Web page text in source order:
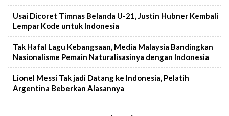
Usai Dicoret Timnas Belanda U-21, Justin Hubner Kembali
Lempar Kode untuk Indonesia
Tak Hafal Lagu Kebangsaan, Media Malaysia Bandingkan
Nasionalisme Pemain Naturalisasinya dengan Indonesia
Lionel Messi Tak jadi Datang ke Indonesia, Pelatih
Argentina Beberkan Alasannya